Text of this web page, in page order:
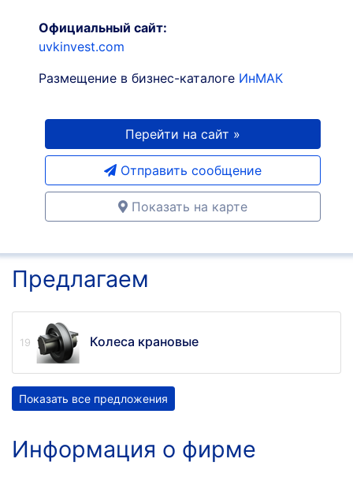
Официальный сайт:
uvkinvest.com
Размещение в бизнес-каталоге ИнМАК
Перейти на сайт »
Отправить сообщение
Показать на карте
Предлагаем
Колеса крановые
Показать все предложения
Информация о фирме